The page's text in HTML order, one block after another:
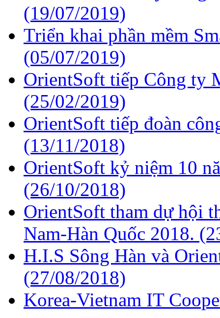
(19/07/2019)
Triển khai phần mềm
(05/07/2019)
OrientSoft tiếp Công ty
(25/02/2019)
OrientSoft tiếp đoàn
(13/11/2018)
OrientSoft kỷ niệm 10
(26/10/2018)
OrientSoft tham dự hội
Nam-Hàn Quốc 2018.
H.I.S Sông Hàn và
(27/08/2018)
Korea-Vietnam IT